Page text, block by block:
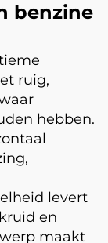
benzine
ruig,
hebben.
levert
en
maakt